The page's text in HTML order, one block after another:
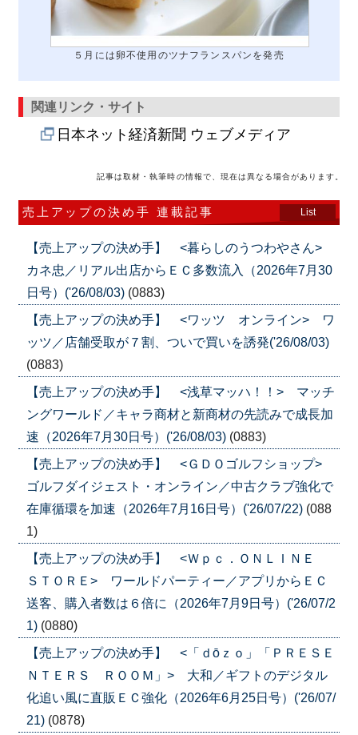
５月には卵不使用のツナフランスパンを発売
関連リンク・サイト
日本ネット経済新聞 ウェブメディア
記事は取材・執筆時の情報で、現在は異なる場合があります。
売上アップの決め手 連載記事 List
【売上アップの決め手】 <暮らしのうつわやさん>
カネ忠／リアル出店からＥＣ多数流入（2026年7月30
日号）('26/08/03) (0883)
【売上アップの決め手】 <ワッツ オンライン> ワ
ッツ／店舗受取が７割、ついで買いを誘発('26/08/03)
(0883)
【売上アップの決め手】 <浅草マッハ！！> マッチ
ングワールド／キャラ商材と新商材の先読みで成長加
速（2026年7月30日号）('26/08/03) (0883)
【売上アップの決め手】 <ＧＤＯゴルフショップ>
ゴルフダイジェスト・オンライン／中古クラブ強化で
在庫循環を加速（2026年7月16日号）('26/07/22) (088
1)
【売上アップの決め手】 <Ｗｐｃ．ＯＮＬＩＮＥ
ＳＴＯＲＥ> ワールドパーティー／アプリからＥＣ
送客、購入者数は６倍に（2026年7月9日号）('26/07/2
1) (0880)
【売上アップの決め手】 <「ｄōｚｏ」「ＰＲＥＳＥ
ＮＴＥＲＳ ＲＯＯＭ」> 大和／ギフトのデジタル
化追い風に直販ＥＣ強化（2026年6月25日号）('26/07/
21) (0878)